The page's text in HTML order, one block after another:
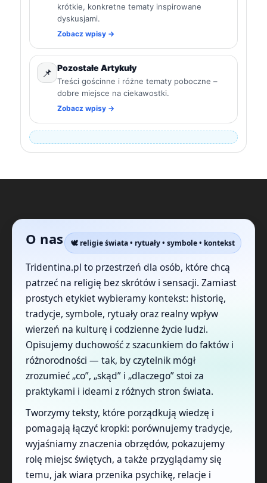
krótkie, konkretne tematy inspirowane
dyskusjami.
Zobacz wpisy →
📌 Pozostałe Artykuły
Treści gościnne i różne tematy poboczne –
dobre miejsce na ciekawostki.
Zobacz wpisy →
O nas 🕊️ religie świata • rytuały • symbole • kontekst
Tridentina.pl to przestrzeń dla osób, które chcą
patrzeć na religię bez skrótów i sensacji. Zamiast
prostych etykiet wybieramy kontekst: historię,
tradycje, symbole, rytuały oraz realny wpływ
wierzeń na kulturę i codzienne życie ludzi.
Opisujemy duchowość z szacunkiem do faktów i
różnorodności — tak, by czytelnik mógł
zrozumieć „co”, „skąd” i „dlaczego” stoi za
praktykami i ideami z różnych stron świata.
Tworzymy teksty, które porządkują wiedzę i
pomagają łączyć kropki: porównujemy tradycje,
wyjaśniamy znaczenia obrzędów, pokazujemy
rolę miejsc świętych, a także przyglądamy się
temu, jak wiara przenika psychikę, relacje i